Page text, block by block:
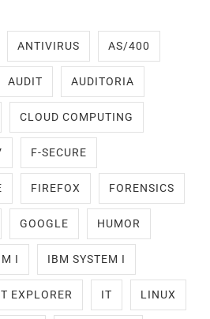
ANTIVIRUS AS/400
AUDIT AUDITORIA
CLOUD COMPUTING
F-SECURE
FIREFOX FORENSICS
GOOGLE HUMOR
I IBM SYSTEM I
EXPLORER IT LINUX